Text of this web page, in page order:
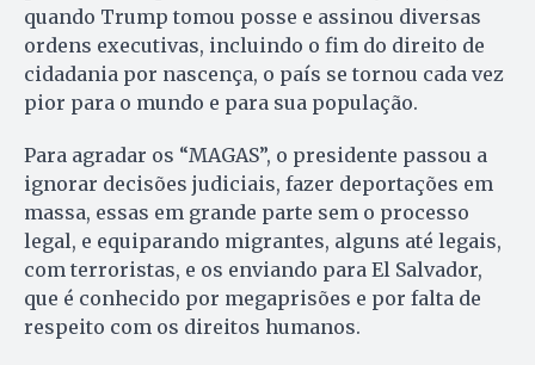
quando Trump tomou posse e assinou diversas
ordens executivas, incluindo o fim do direito de
cidadania por nascença, o país se tornou cada vez
pior para o mundo e para sua população.
Para agradar os “MAGAS”, o presidente passou a
ignorar decisões judiciais, fazer deportações em
massa, essas em grande parte sem o processo
legal, e equiparando migrantes, alguns até legais,
com terroristas, e os enviando para El Salvador,
que é conhecido por megaprisões e por falta de
respeito com os direitos humanos.